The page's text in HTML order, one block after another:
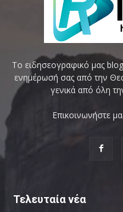
Το ειδησεογραφικό μας
ενημέρωσή σας από την
γενικά από όλη
Επικοινωνήστε
Τελευταία νέα